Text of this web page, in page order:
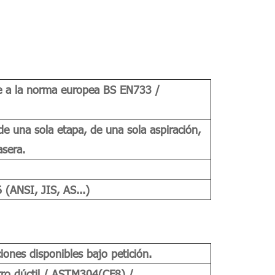
la norma europea BS EN733 /
una sola etapa, de una sola aspiración,
(ANSI, JIS, AS...)
disponibles bajo petición.